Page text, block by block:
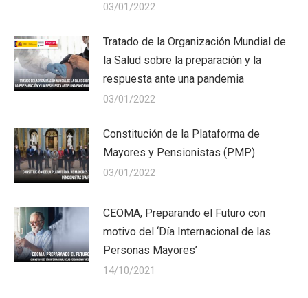
03/01/2022
Tratado de la Organización Mundial de
la Salud sobre la preparación y la
respuesta ante una pandemia
03/01/2022
Constitución de la Plataforma de
Mayores y Pensionistas (PMP)
03/01/2022
CEOMA, Preparando el Futuro con
motivo del ‘Día Internacional de las
Personas Mayores’
14/10/2021